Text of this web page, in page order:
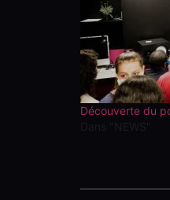
Découverte du